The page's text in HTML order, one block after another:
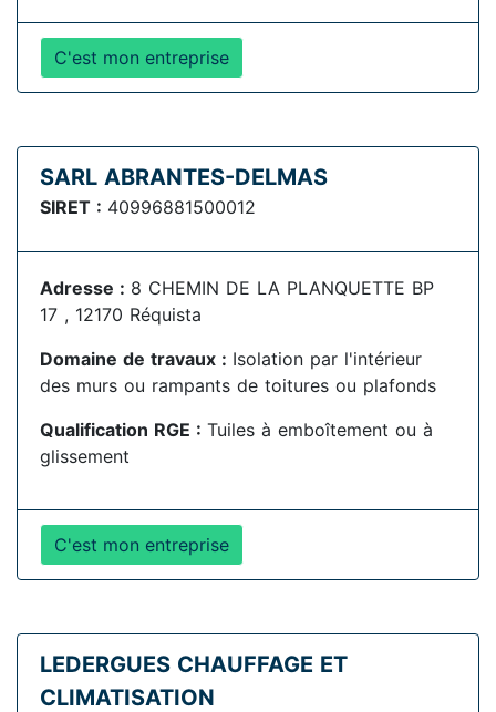
C'est mon entreprise
SARL ABRANTES-DELMAS
SIRET : 40996881500012
Adresse : 8 CHEMIN DE LA PLANQUETTE BP
17 , 12170 Réquista
Domaine de travaux : Isolation par l'intérieur
des murs ou rampants de toitures ou plafonds
Qualification RGE : Tuiles à emboîtement ou à
glissement
C'est mon entreprise
LEDERGUES CHAUFFAGE ET
CLIMATISATION